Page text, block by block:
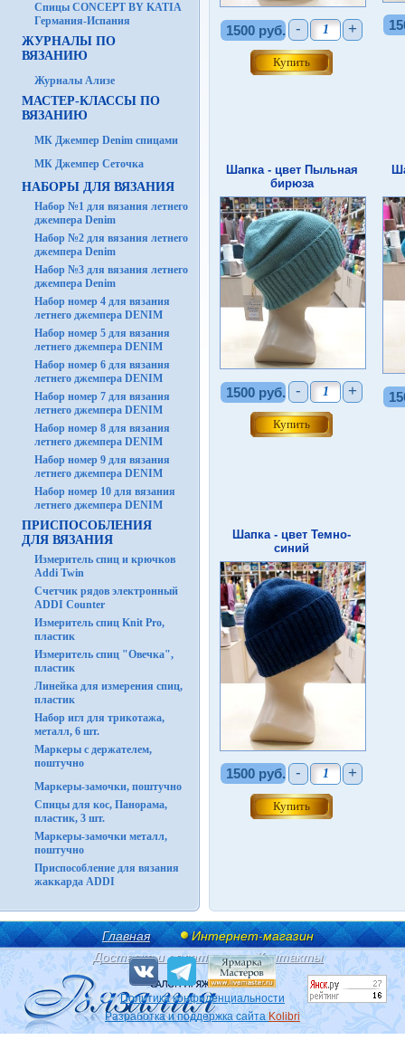
Спицы CONCEPT BY KATIA
Германия-Испания
ЖУРНАЛЫ ПО
ВЯЗАНИЮ
Журналы Ализе
МАСТЕР-КЛАССЫ ПО
ВЯЗАНИЮ
МК Джемпер Denim спицами
МК Джемпер Сеточка
НАБОРЫ ДЛЯ ВЯЗАНИЯ
Набор №1 для вязания летнего
джемпера Denim
Набор №2 для вязания летнего
джемпера Denim
Набор №3 для вязания летнего
джемпера Denim
Набор номер 4 для вязания
летнего джемпера DENIM
Набор номер 5 для вязания
летнего джемпера DENIM
Набор номер 6 для вязания
летнего джемпера DENIM
Набор номер 7 для вязания
летнего джемпера DENIM
Набор номер 8 для вязания
летнего джемпера DENIM
Набор номер 9 для вязания
летнего джемпера DENIM
Набор номер 10 для вязания
летнего джемпера DENIM
ПРИСПОСОБЛЕНИЯ
ДЛЯ ВЯЗАНИЯ
Измеритель спиц и крючков
Addi Twin
Счетчик рядов электронный
ADDI Counter
Измеритель спиц Knit Pro,
пластик
Измеритель спиц "Овечка",
пластик
Линейка для измерения спиц,
пластик
Набор игл для трикотажа,
металл, 6 шт.
Маркеры с держателем,
поштучно
Маркеры-замочки, поштучно
Спицы для кос, Панорама,
пластик, 3 шт.
Маркеры-замочки металл,
поштучно
Приспособление для вязания
жаккарда ADDI
1500 руб. - +
Шапка - цвет Пыльная
бирюза
1500 руб. - +
Шапка - цвет Темно-
синий
1500 руб. - +
Главная
Интернет-магазин
Доставка и оплата
Контакты
Политика конфиденциальности
Разработка и поддержка сайта Kolibri